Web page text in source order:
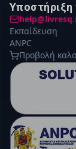
Εκπαίδευση
ANPC
Προβολή